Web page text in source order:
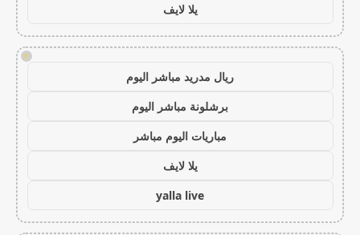
يلا لايف
!
ريال مدريد مباشر اليوم
برشلونة مباشر اليوم
مباريات اليوم مباشر
يلا لايف
yalla live